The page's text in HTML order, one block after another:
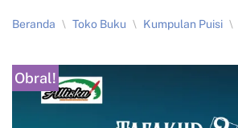
Beranda \ Toko Buku \ Kumpulan Puisi \
Obral!